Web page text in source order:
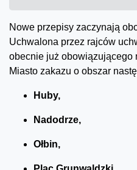
Nowe przepisy zaczynają
Uchwalona przez rajców
obecnie już obowiązującego
Miasto zakazu o obszar
Huby,
Nadodrze,
Ołbin,